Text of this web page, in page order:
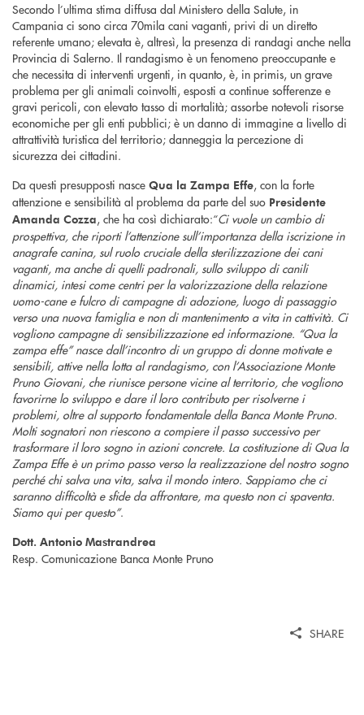
Secondo l’ultima stima diffusa dal Ministero della Salute, in
Campania ci sono circa 70mila cani vaganti, privi di un diretto
referente umano; elevata è, altresì, la presenza di randagi anche nella
Provincia di Salerno. Il randagismo è un fenomeno preoccupante e
che necessita di interventi urgenti, in quanto, è, in primis, un grave
problema per gli animali coinvolti, esposti a continue sofferenze e
gravi pericoli, con elevato tasso di mortalità; assorbe notevoli risorse
economiche per gli enti pubblici; è un danno di immagine a livello di
attrattività turistica del territorio; danneggia la percezione di
sicurezza dei cittadini.
Da questi presupposti nasce Qua la Zampa Effe, con la forte
attenzione e sensibilità al problema da parte del suo Presidente
Amanda Cozza, che ha così dichiarato:“Ci vuole un cambio di
prospettiva, che riporti l’attenzione sull’importanza della iscrizione in
anagrafe canina, sul ruolo cruciale della sterilizzazione dei cani
vaganti, ma anche di quelli padronali, sullo sviluppo di canili
dinamici, intesi come centri per la valorizzazione della relazione
uomo-cane e fulcro di campagne di adozione, luogo di passaggio
verso una nuova famiglia e non di mantenimento a vita in cattività. Ci
vogliono campagne di sensibilizzazione ed informazione. “Qua la
zampa effe” nasce dall’incontro di un gruppo di donne motivate e
sensibili, attive nella lotta al randagismo, con l’Associazione Monte
Pruno Giovani, che riunisce persone vicine al territorio, che vogliono
favorirne lo sviluppo e dare il loro contributo per risolverne i
problemi, oltre al supporto fondamentale della Banca Monte Pruno.
Molti sognatori non riescono a compiere il passo successivo per
trasformare il loro sogno in azioni concrete. La costituzione di Qua la
Zampa Effe è un primo passo verso la realizzazione del nostro sogno
perché chi salva una vita, salva il mondo intero. Sappiamo che ci
saranno difficoltà e sfide da affrontare, ma questo non ci spaventa.
Siamo qui per questo”.
Dott. Antonio Mastrandrea
Resp. Comunicazione Banca Monte Pruno
SHARE